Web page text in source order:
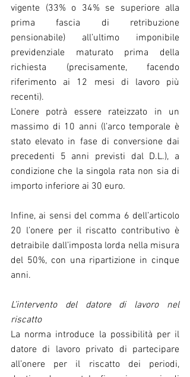
vigente (33% o 34% se superiore alla
prima fascia di retribuzione
pensionabile) all’ultimo imponibile
previdenziale maturato prima della
richiesta (precisamente, facendo
riferimento ai 12 mesi di lavoro più
recenti).
L’onere potrà essere rateizzato in un
massimo di 10 anni (l’arco temporale è
stato elevato in fase di conversione dai
precedenti 5 anni previsti dal D.L.), a
condizione che la singola rata non sia di
importo inferiore ai 30 euro.
Infine, ai sensi del comma 6 dell’articolo
20 l’onere per il riscatto contributivo è
detraibile dall’imposta lorda nella misura
del 50%, con una ripartizione in cinque
anni.
L’intervento del datore di lavoro nel
riscatto
La norma introduce la possibilità per il
datore di lavoro privato di partecipare
all’onere per il riscatto dei periodi,